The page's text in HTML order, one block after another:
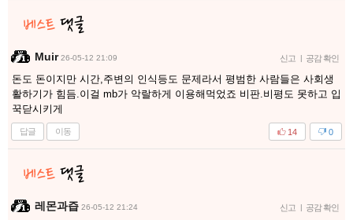
Muir 26-05-12 21:09 신고 | 공감 확인
돈도 돈이지만 시간,주변의 인식등도 문제라서 평범한 사람들은 사회생
활하기가 힘듬.이걸 mb가 악랄하게 이용해먹었죠 비판.비평도 못하고 입
꾹닫시키게
답글 이동 0
14
레몬과즙 26-05-12 21:24 신고 | 공감 확인